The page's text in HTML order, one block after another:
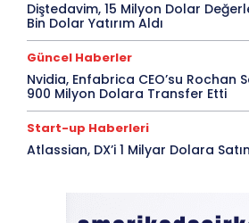
Diştedavim, 15 Milyon Dolar
Bin Dolar Yatırım Aldı
Güncel Haberler
Nvidia, Enfabrica CEO’su Rochan
900 Milyon Dolara Transfer Etti
Start-up Haberleri
Atlassian, DX’i 1 Milyar Dolara